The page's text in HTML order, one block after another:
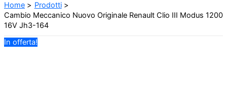
Home
Prodotti
Cambio Meccanico Nuovo Originale Renault Clio III Modus 1200
16V Jh3-164
In offerta!